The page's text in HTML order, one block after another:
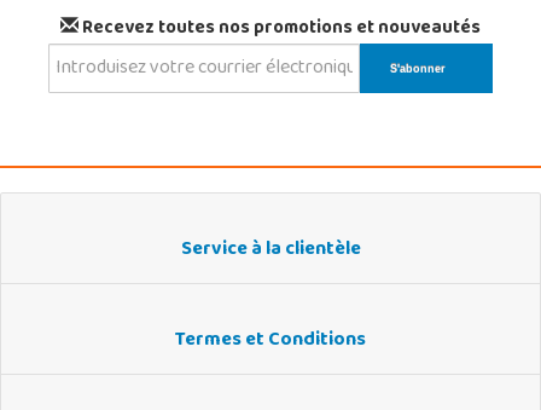
Recevez toutes nos promotions et nouveautés
Service à la clientèle
Termes et Conditions